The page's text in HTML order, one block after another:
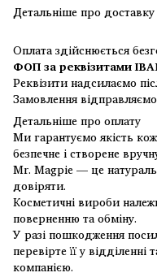
Детальніше про доставку
Оплата здійснюється
ФОП за реквізитами
Реквізити надсилаємо
Замовлення
Детальніше про оплату
Ми гарантуємо якість
безпечне і створене
Mr. Magpie — це
довіряти.
Косметичні вироби
поверненню та обміну.
У разі пошкодження
перевірте її у
компанією.